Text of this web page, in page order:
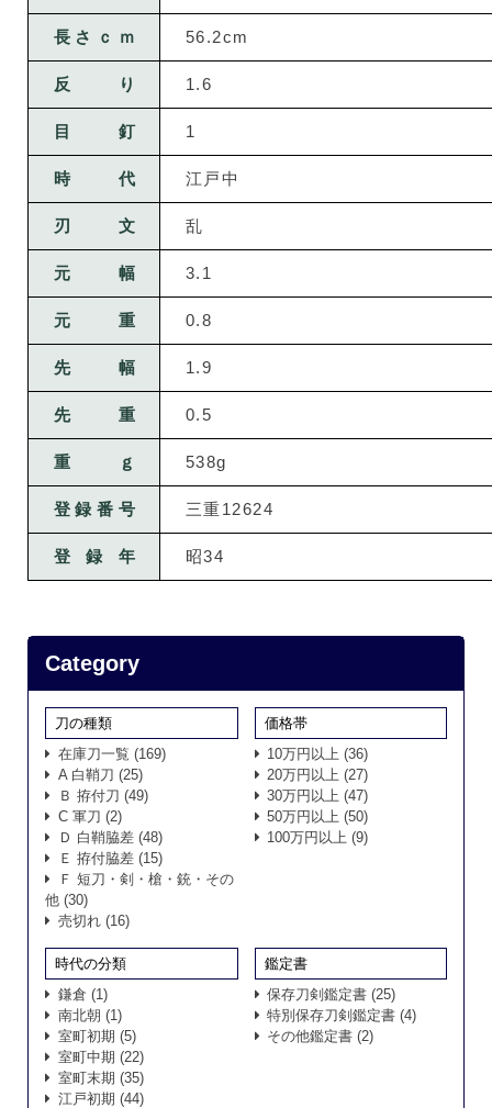
長さｃｍ 56.2cm
反り 1.6
目釘 1
時代 江戸中
刃文 乱
元幅 3.1
元重 0.8
先幅 1.9
先重 0.5
重ｇ 538g
登録番号 三重12624
登録年 昭34
Category
刀の種類
在庫刀一覧 (169)
A 白鞘刀 (25)
Ｂ 拵付刀 (49)
C 軍刀 (2)
Ｄ 白鞘脇差 (48)
Ｅ 拵付脇差 (15)
Ｆ 短刀・剣・槍・銃・その
他 (30)
売切れ (16)
価格帯
10万円以上 (36)
20万円以上 (27)
30万円以上 (47)
50万円以上 (50)
100万円以上 (9)
時代の分類
鎌倉 (1)
南北朝 (1)
室町初期 (5)
室町中期 (22)
室町末期 (35)
江戸初期 (44)
鑑定書
保存刀剣鑑定書 (25)
特別保存刀剣鑑定書 (4)
その他鑑定書 (2)